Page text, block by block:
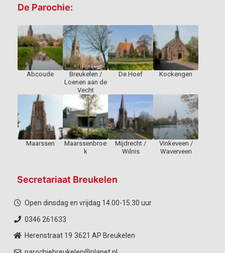
De Parochie:
Abcoude
Breukelen /
Loenen aan de
Vecht
De Hoef Kockengen
Maarssen
Maarssenbroe
k
Mijdrecht /
Wilnis
Vinkeveen /
Waverveen
Secretariaat Breukelen
Open dinsdag en vrijdag 14.00-15.30 uur
0346 261633
Herenstraat 19 3621 AP Breukelen